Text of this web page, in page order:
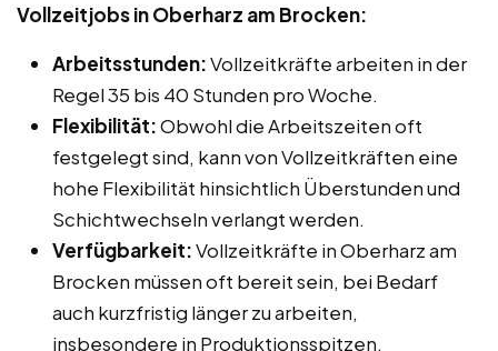
Vollzeitjobs in Oberharz am Brocken:
Arbeitsstunden:Vollzeitkräfte arbeiten in der
Regel 35 bis 40 Stunden pro Woche.
Flexibilität:Obwohl die Arbeitszeiten oft
festgelegt sind, kann von Vollzeitkräften eine
hohe Flexibilität hinsichtlich Überstunden und
Schichtwechseln verlangt werden.
Verfügbarkeit:Vollzeitkräfte in Oberharz am
Brocken müssen oft bereit sein, bei Bedarf
auch kurzfristig länger zu arbeiten,
insbesondere in Produktionsspitzen.